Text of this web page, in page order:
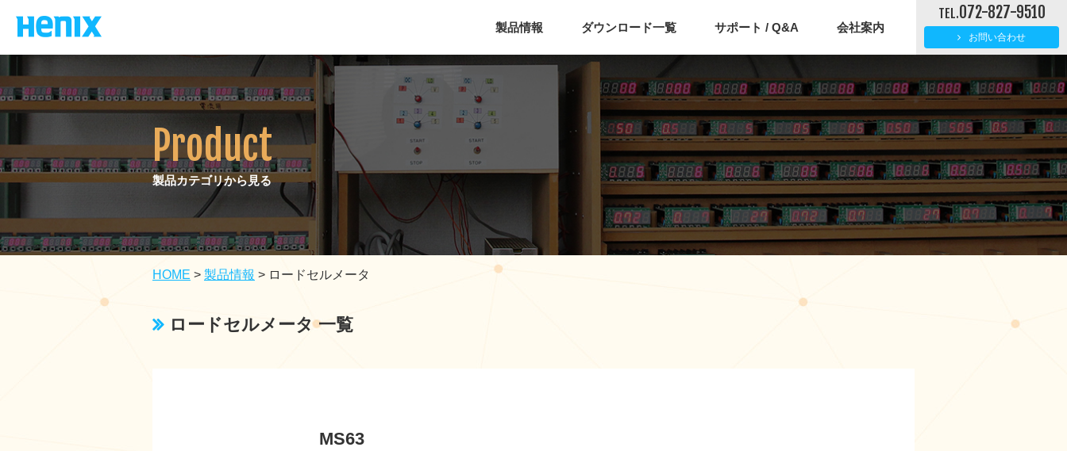
製品情報 ダウンロード一覧 サポート / Q&A 会社案内
TEL.072-827-9510
お問い合わせ
Product
製品カテゴリから見る
HOME > 製品情報 > ロードセルメータ
ロードセルメータ 一覧
MS63